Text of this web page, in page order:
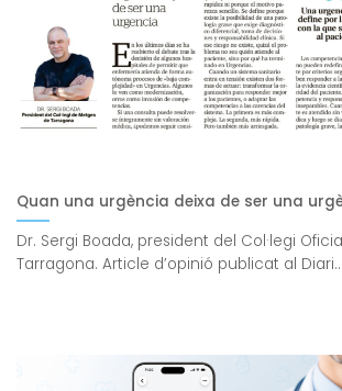
Quan una urgència deixa de ser una
Dr. Sergi Boada, president del Col·legi
Tarragona. Article d’opinió publicat al Diari...